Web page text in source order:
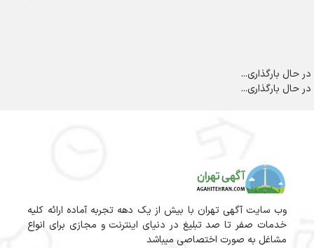
در حال بارگذاری...
در حال بارگذاری...
وب سایت آگهی تهران با بیش از یک دهه تجربه آماده ارائه کلیه
خدمات صفر تا صد تبلیغ در دنیای اینترنت و مجازی برای انواع
مشاغل به صورت اختصاصی میباشد